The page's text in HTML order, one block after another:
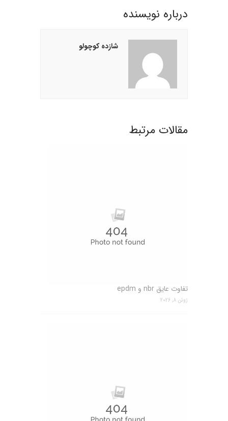
درباره نويسنده
شازده کوچولو
مقالات مرتبط
تفاوت عایق nbr و epdm
ژوئن 8, 2026